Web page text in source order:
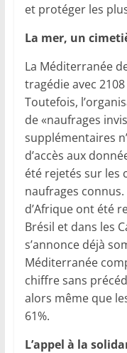
et protéger les
La mer, un
La Méditerranée
tragédie avec
Toutefois,
de «naufrages
supplémentaires
d’accès aux
été rejetés sur les
naufrages
d’Afrique ont été
Brésil et dans les
s’annonce déjà
Méditerranée
chiffre sans
alors même que
61%.
L’appel à la